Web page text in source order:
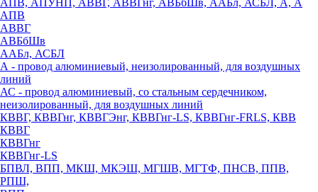
АПВ, АПУНП, АВВГ, АВВГнг, АВБбШв, ААБл, АСБЛ, А, А
АПВ
АВВГ
АВБбШв
ААБл, АСБЛ
А - провод алюминиевый, неизолированный, для воздушных
линий
АС - провод алюминиевый, со стальным сердечником,
неизолированный, для воздушных линий
КВВГ, КВВГнг, КВВГЭнг, КВВГнг-LS, КВВГнг-FRLS, КВВ
КВВГ
КВВГнг
КВВГнг-LS
БПВЛ, ВПП, МКШ, МКЭШ, МГШВ, МГТФ, ПНСВ, ППВ,
РПШ,